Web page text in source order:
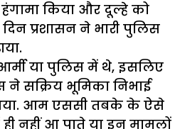
किया और दूल्हे को
प्रशासन ने भारी पुलिस
या पुलिस में थे, इसलिए
ने सक्रिय भूमिका निभाई
आम एससी तबके के ऐसे
नहीं आ पाते या इन मामलों